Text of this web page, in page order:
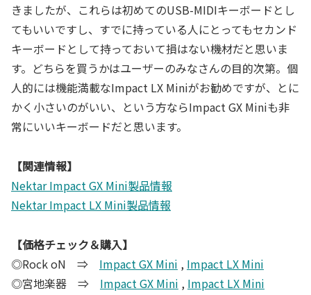
きましたが、これらは初めてのUSB-MIDIキーボードとし
てもいいですし、すでに持っている人にとってもセカンド
キーボードとして持っておいて損はない機材だと思いま
す。どちらを買うかはユーザーのみなさんの目的次第。個
人的には機能満載なImpact LX Miniがお勧めですが、とに
かく小さいのがいい、という方ならImpact GX Miniも非
常にいいキーボードだと思います。
【関連情報】
Nektar Impact GX Mini製品情報
Nektar Impact LX Mini製品情報
【価格チェック＆購入】
◎Rock oN ⇒ Impact GX Mini , Impact LX Mini
◎宮地楽器 ⇒ Impact GX Mini , Impact LX Mini